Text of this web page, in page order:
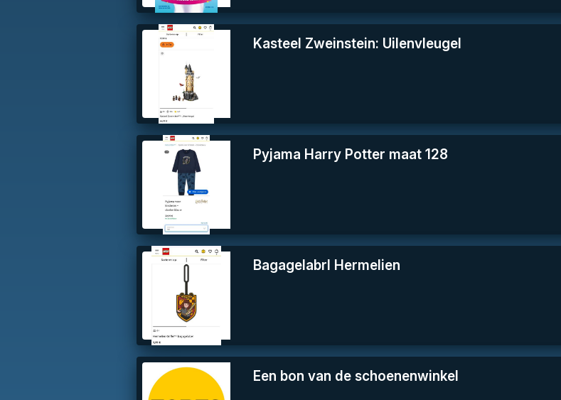
Kasteel Zweinstein: Uilenvleugel
Pyjama Harry Potter maat 128
Bagagelabrl Hermelien
Een bon van de schoenenwinkel